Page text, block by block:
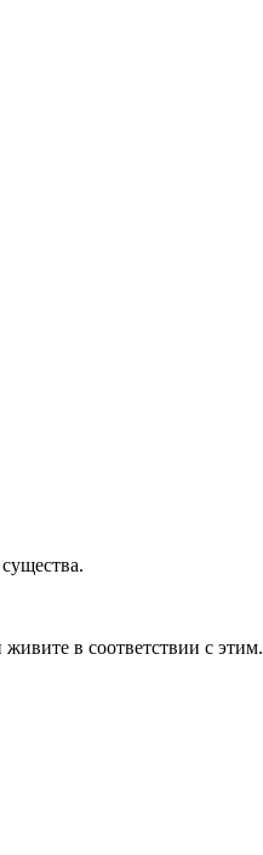
в соответствии с этим.